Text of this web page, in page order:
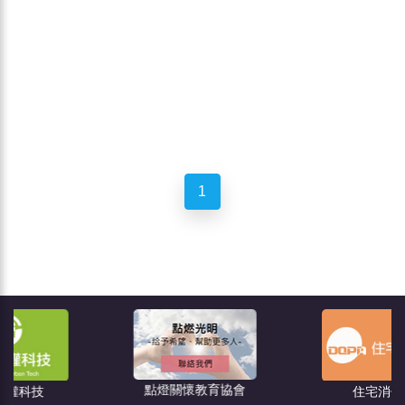
1
點燈關懷教育協會 住宅消保會